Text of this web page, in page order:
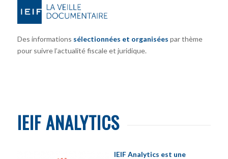
Des informations sélectionnées et organisées par thème
pour suivre l’actualité fiscale et juridique.
IEIF ANALYTICS
IEIF Analytics est une